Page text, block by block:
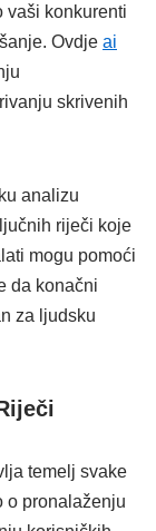
vaši konkurenti
Ovdje ai
skrivenih
analizu
riječi koje
mogu pomoći
da konačni
za ljudsku
temelj svake
o pronalaženju